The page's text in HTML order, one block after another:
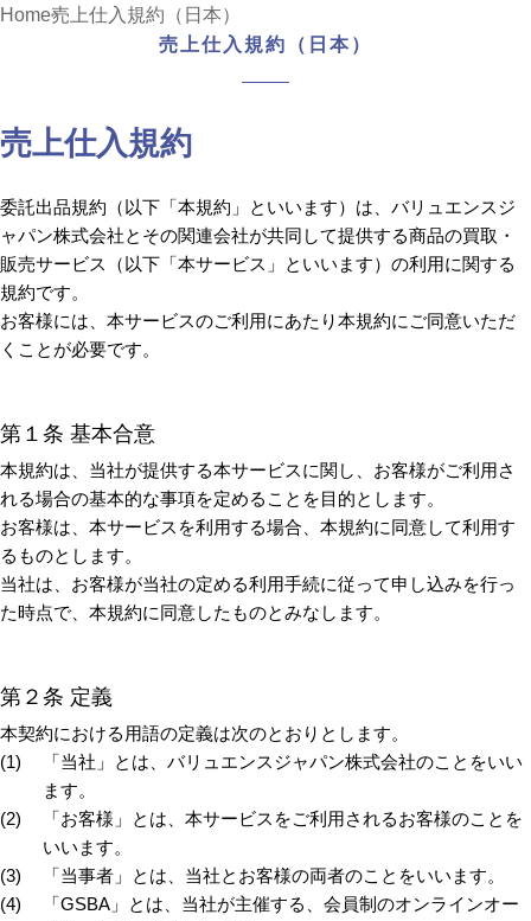
Home売上仕入規約（日本）
売上仕入規約（日本）
売上仕入規約
委託出品規約（以下「本規約」といいます）は、バリュエンスジ
ャパン株式会社とその関連会社が共同して提供する商品の買取・
販売サービス（以下「本サービス」といいます）の利用に関する
規約です。
お客様には、本サービスのご利用にあたり本規約にご同意いただ
くことが必要です。
第１条 基本合意
本規約は、当社が提供する本サービスに関し、お客様がご利用さ
れる場合の基本的な事項を定めることを目的とします。
お客様は、本サービスを利用する場合、本規約に同意して利用す
るものとします。
当社は、お客様が当社の定める利用手続に従って申し込みを行っ
た時点で、本規約に同意したものとみなします。
第２条 定義
本契約における用語の定義は次のとおりとします。
「当社」とは、バリュエンスジャパン株式会社のことをいい
ます。
「お客様」とは、本サービスをご利用されるお客様のことを
いいます。
「当事者」とは、当社とお客様の両者のことをいいます。
「GSBA」とは、当社が主催する、会員制のオンラインオー